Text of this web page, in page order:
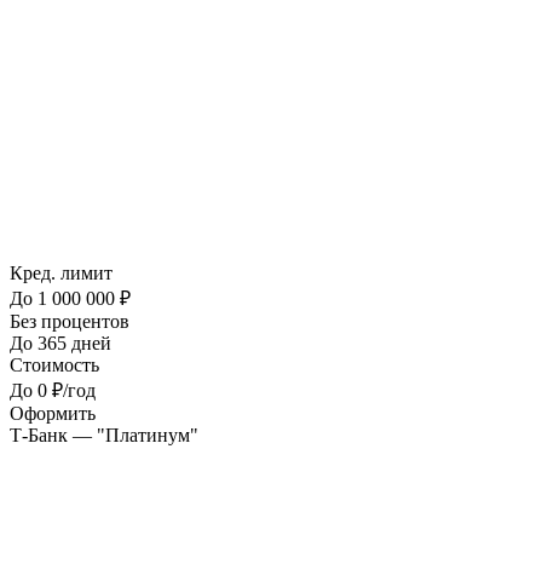
Кред. лимит
До 1 000 000 ₽
Без процентов
До 365 дней
Стоимость
До 0 ₽/год
Оформить
Т-Банк — "Платинум"